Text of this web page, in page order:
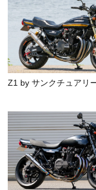
Z1 by サンクチュアリ